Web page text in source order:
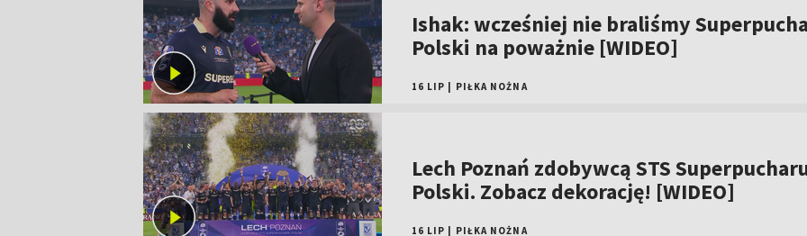
Ishak: wcześniej nie braliśmy
Polski na poważnie [WIDEO]
16 LIP PIŁKA NOŻNA
Lech Poznań zdobywcą STS
Polski. Zobacz dekorację! [WIDEO]
16 LIP PIŁKA NOŻNA